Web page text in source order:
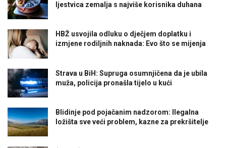
ljestvica zemalja s najviše korisnika duhana
HBŽ usvojila odluku o dječjem doplatku i
izmjene rodiljnih naknada: Evo što se mijenja
Strava u BiH: Supruga osumnjičena da je ubila
muža, policija pronašla tijelo u kući
Blidinje pod pojačanim nadzorom: Ilegalna
ložišta sve veći problem, kazne za prekršitelje